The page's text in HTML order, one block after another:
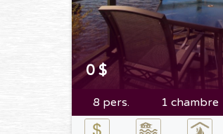
0 $
8 pers. 1 chambre